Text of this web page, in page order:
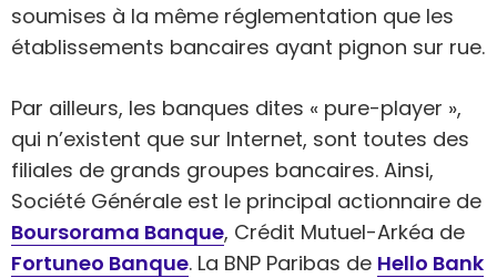
soumises à la même réglementation que les
établissements bancaires ayant pignon sur rue.
Par ailleurs, les banques dites « pure-player »,
qui n’existent que sur Internet, sont toutes des
filiales de grands groupes bancaires. Ainsi,
Société Générale est le principal actionnaire de
Boursorama Banque, Crédit Mutuel-Arkéa de
Fortuneo Banque. La BNP Paribas de Hello Bank